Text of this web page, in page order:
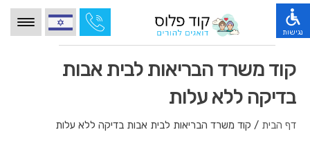
הגעת
לתפריט
הנגישות,
ולאחר
אנטר
כדי
להפעלת
נגישות
הגעת
לאיזור
הלוגו
הבית
ופרטי
טלפון
לצורך
לחץ
לתפריט
הראשי
ולאיזור
החלפה
שפות,
מידע מקצועי
בתי אבות לפי אזור
סוגי בתי אבות
קוד משרד הבריאות לבית אבות
בדיקה ללא עלות
דף הבית / קוד משרד הבריאות לבית אבות בדיקה ללא עלות